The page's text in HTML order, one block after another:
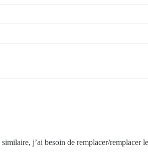
j’ai besoin de remplacer/